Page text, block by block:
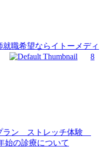
職希望ならイトーメディ
8
ラン ストレッチ体験
始の診療について